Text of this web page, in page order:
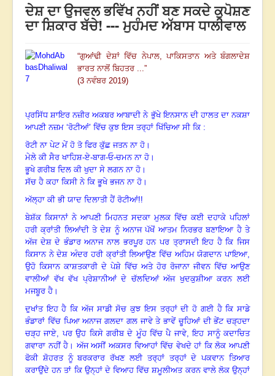
ਰਚਨਾਵਾਂ
ਸੰਪਰਕ
We have 112 guests and no members online
ਦੇਸ਼ ਦਾ ਉਜਵਲ ਭਵਿੱਖ ਨਹੀਂ ਬਣ ਸਕਦੇ ਕੁਪੋਸ਼ਣ
ਦਾ ਸ਼ਿਕਾਰ ਬੱਚੇ! --- ਮੁਹੰਮਦ ਅੱਬਾਸ ਧਾਲੀਵਾਲ
“ਗੁਆਂਢੀ ਦੇਸ਼ਾਂ ਵਿੱਚ ਨੇਪਾਲ, ਪਾਕਿਸਤਾਨ ਅਤੇ ਬੰਗਲਾਦੇਸ਼
ਭਾਰਤ ਨਾਲੋਂ ਬਿਹਤਰ ...”
(3 ਨਵੰਬਰ 2019)
ਪ੍ਰਸਿੱਧ ਸ਼ਾਇਰ ਨਜ਼ੀਰ ਅਕਬਰ ਆਬਾਦੀ ਨੇ ਭੁੱਖੇ ਇਨਸਾਨ ਦੀ ਹਾਲਤ ਦਾ ਨਕਸ਼ਾ
ਆਪਣੀ ਨਜ਼ਮ ‘ਰੋਟੀਆਂ’ ਵਿੱਚ ਕੁਝ ਇਸ ਤਰ੍ਹਾਂ ਖਿੱਚਿਆ ਸੀ ਕਿ :
ਰੋਟੀ ਨਾ ਪੇਟ ਮੇਂ ਹੋ ਤੋ ਫਿਰ ਕੁੱਛ ਜਤਨ ਨਾ ਹੋ ।
ਮੇਲੇ ਕੀ ਸੈਰ ਖਾਹਿਸ਼-ਏ-ਬਾਗ-ਓ-ਚਮਨ ਨਾ ਹੋ ।
ਭੂਖੇ ਗਰੀਬ ਦਿਲ ਕੀ ਖੁਦਾ ਸੇ ਲਗਨ ਨਾ ਹੋ ।
ਸੱਚ ਹੈ ਕਹਾ ਕਿਸੀ ਨੇ ਕਿ ਭੂਖੇ ਭਜਨ ਨਾ ਹੋ ।
ਅੱਲ੍ਹਾ ਕੀ ਭੀ ਯਾਦ ਦਿਲਾਤੀ ਹੈਂ ਰੋਟੀਆਂ!!
ਬੇਸ਼ੱਕ ਕਿਸਾਨਾਂ ਨੇ ਆਪਣੀ ਮਿਹਨਤ ਸਦਕਾ ਮੁਲਕ ਵਿੱਚ ਕਈ ਦਹਾਕੇ ਪਹਿਲਾਂ
ਹਰੀ ਕ੍ਰਾਂਤੀ ਲਿਆਂਦੀ ਤੇ ਦੇਸ਼ ਨੂੰ ਅਨਾਜ ਪੱਖੋਂ ਆਤਮ ਨਿਰਭਰ ਬਣਾਇਆ ਹੈ ਤੇ
ਅੱਜ ਦੇਸ਼ ਦੇ ਭੰਡਾਰ ਅਨਾਜ ਨਾਲ ਭਰਪੂਰ ਹਨ ਪਰ ਤ੍ਰਾਸਦੀ ਇਹ ਹੈ ਕਿ ਜਿਸ
ਕਿਸਾਨ ਨੇ ਦੇਸ਼ ਅੰਦਰ ਹਰੀ ਕ੍ਰਾਂਤੀ ਲਿਆਉਣ ਵਿੱਚ ਅਹਿਮ ਯੋਗਦਾਨ ਪਾਇਆ,
ਉਹੋ ਕਿਸਾਨ ਕਾਸ਼ਤਕਾਰੀ ਦੇ ਪੇਸ਼ੇ ਵਿੱਚ ਅਤੇ ਹੋਰ ਰੋਜਾਨਾ ਜੀਵਨ ਵਿੱਚ ਆਉਣ
ਵਾਲੀਆਂ ਵੱਖ ਵੱਖ ਪ੍ਰੇਸ਼ਾਨੀਆਂ ਦੇ ਚੱਲਦਿਆਂ ਅੱਜ ਖੁਦਕੁਸ਼ੀਆ ਕਰਨ ਲਈ
ਮਜਬੂਰ ਹੈ ।
ਦੁਖਾਂਤ ਇਹ ਹੈ ਕਿ ਅੱਜ ਸਾਡੀ ਸੋਚ ਕੁਝ ਇਸ ਤਰ੍ਹਾਂ ਦੀ ਹੋ ਗਈ ਹੈ ਕਿ ਸਾਡੇ
ਭੰਡਾਰਾਂ ਵਿੱਚ ਪਿਆ ਅਨਾਜ ਗਲਦਾ ਗਲ ਜਾਵੇ ਤੇ ਭਾਵੇਂ ਚੂਹਿਆਂ ਦੀ ਭੇਂਟ ਚੜ੍ਹਦਾ
ਚੜ੍ਹ ਜਾਏ, ਪਰ ਉਹ ਕਿਸੇ ਗਰੀਬ ਦੇ ਮੂੰਹ ਵਿੱਚ ਪੈ ਜਾਵੇ, ਇਹ ਸਾਨੂੰ ਕਦਾਚਿਤ
ਗਵਾਰਾ ਨਹੀਂ ਹੈ । ਅੱਜ ਅਸੀਂ ਅਕਸਰ ਵਿਆਹਾਂ ਵਿੱਚ ਵੇਖਦੇ ਹਾਂ ਕਿ ਲੋਕ ਆਪਣੀ
ਫੋਕੀ ਸ਼ੋਹਰਤ ਨੂੰ ਬਰਕਰਾਰ ਰੱਖਣ ਲਈ ਤਰ੍ਹਾਂ ਤਰ੍ਹਾਂ ਦੇ ਪਕਵਾਨ ਤਿਆਰ
ਕਰਾਉਂਦੇ ਹਨ ਤਾਂ ਕਿ ਉਨ੍ਹਾਂ ਦੇ ਵਿਆਹ ਵਿੱਚ ਸ਼ਮੂਲੀਅਤ ਕਰਨ ਵਾਲੇ ਲੋਕ ਉਨ੍ਹਾਂ